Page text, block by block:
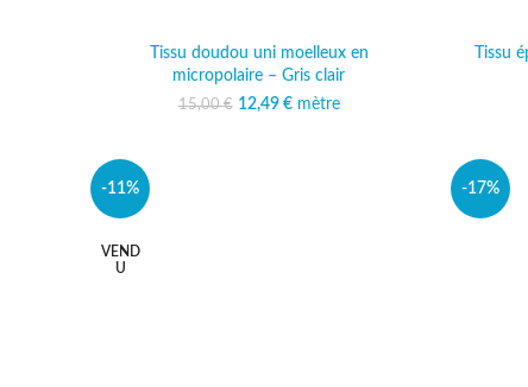
Tissu doudou uni moelleux en
micropolaire – Gris clair
15,00€
Le prix initial était :
12,49 € Le prix actuel est :
mètre
Tissu
-11%
VEND
U
-17%